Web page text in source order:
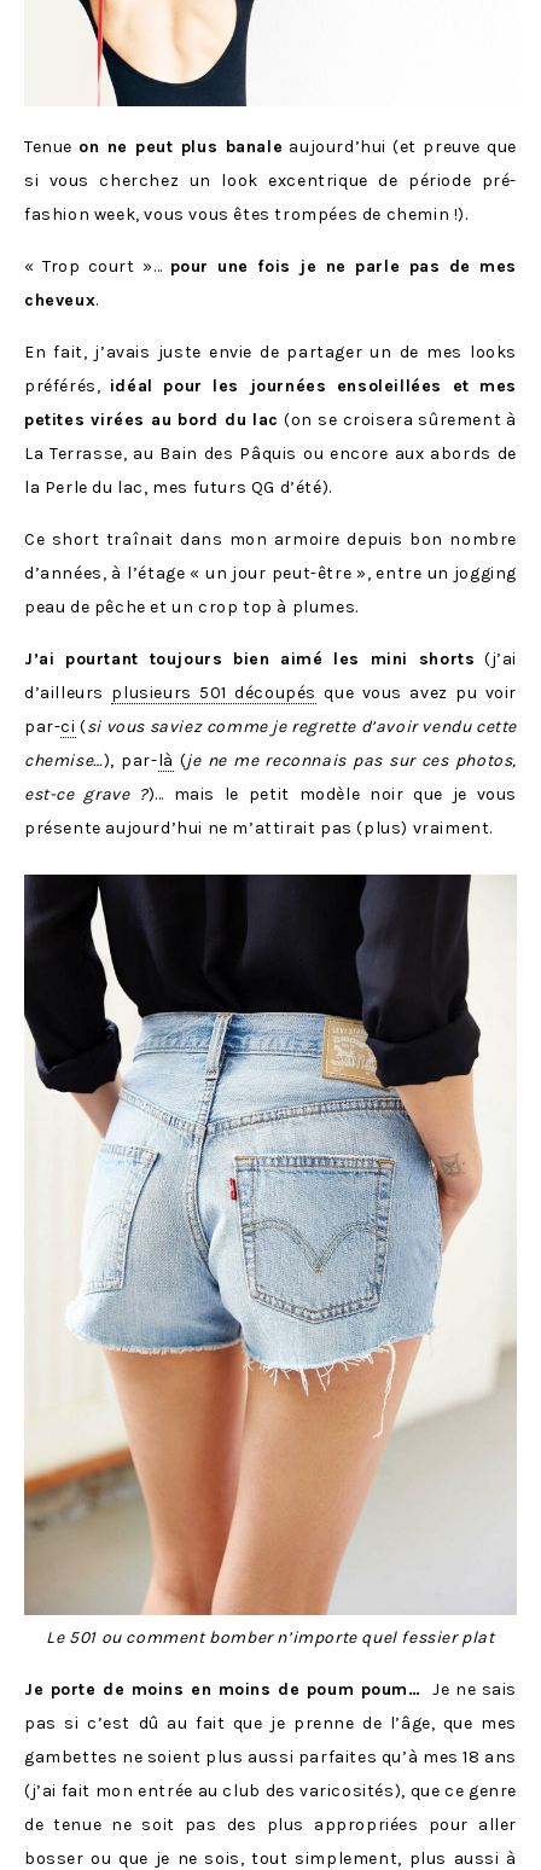
Tenue on ne peut plus banale aujourd’hui (et preuve que
si vous cherchez un look excentrique de période pré-
fashion week, vous vous êtes trompées de chemin !).
« Trop court »… pour une fois je ne parle pas de mes
cheveux.
En fait, j’avais juste envie de partager un de mes looks
préférés, idéal pour les journées ensoleillées et mes
petites virées au bord du lac (on se croisera sûrement à
La Terrasse, au Bain des Pâquis ou encore aux abords de
la Perle du lac, mes futurs QG d’été).
Ce short traînait dans mon armoire depuis bon nombre
d’années, à l’étage « un jour peut-être », entre un jogging
peau de pêche et un crop top à plumes.
J’ai pourtant toujours bien aimé les mini shorts (j’ai
d’ailleurs plusieurs 501 découpés que vous avez pu voir
par-ci (si vous saviez comme je regrette d’avoir vendu cette
chemise…), par-là (je ne me reconnais pas sur ces photos,
est-ce grave ?)… mais le petit modèle noir que je vous
présente aujourd’hui ne m’attirait pas (plus) vraiment.
Le 501 ou comment bomber n’importe quel fessier plat
Je porte de moins en moins de poum poum…
Je ne sais
pas si c’est dû au fait que je prenne de l’âge, que mes
gambettes ne soient plus aussi parfaites qu’à mes 18 ans
(j’ai fait mon entrée au club des varicosités), que ce genre
de tenue ne soit pas des plus appropriées pour aller
bosser ou que je ne sois, tout simplement, plus aussi à